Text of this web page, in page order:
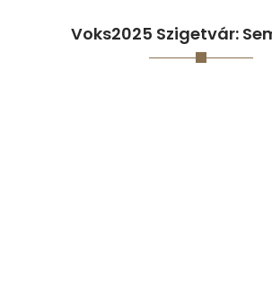
Voks2025 Szigetvár: